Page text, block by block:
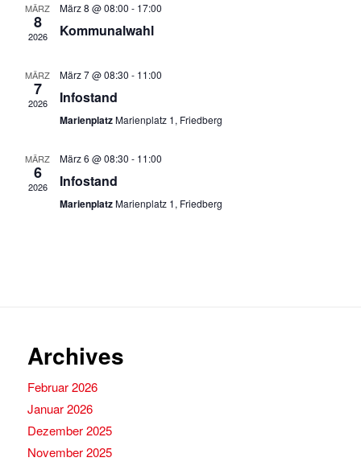
MÄRZ
8
2026
März 8 @ 08:00 - 17:00
Kommunalwahl
MÄRZ
7
2026
März 7 @ 08:30 - 11:00
Infostand
MarienplatzMarienplatz 1, Friedberg
MÄRZ
6
2026
März 6 @ 08:30 - 11:00
Infostand
MarienplatzMarienplatz 1, Friedberg
Archives
Februar 2026
Januar 2026
Dezember 2025
November 2025